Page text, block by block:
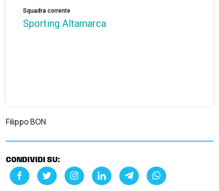
Squadra corrente
Sporting Altamarca
Filippo BON
CONDIVIDI SU: